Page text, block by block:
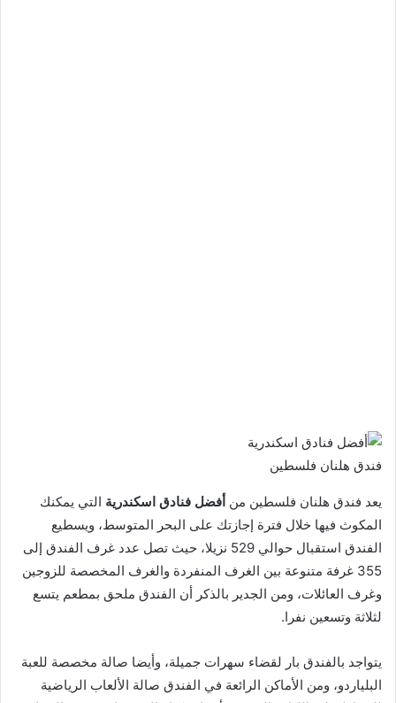
فندق هلنان فلسطين
يعد فندق هلنان فلسطين من أفضل فنادق اسكندرية التي يمكنك
المكوث فيها خلال فترة إجازتك على البحر المتوسط، ويسطيع
الفندق استقبال حوالي 529 نزيلا، حيث تصل عدد غرف الفندق إلى
355 غرفة متنوعة بين الغرف المنفردة والغرف المخصصة للزوجين
وغرف العائلات، ومن الجدير بالذكر أن الفندق ملحق بمطعم يتسع
لثلاثة وتسعين نفرا.
يتواجد بالفندق بار لقضاء سهرات جميلة، وأيضا صالة مخصصة للعبة
البلياردو، ومن الأماكن الرائعة في الفندق صالة الألعاب الرياضية